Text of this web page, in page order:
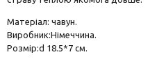
Матеріал: чавун.
Виробник:Німеччина.
Розмір:d 18.5*7 см.